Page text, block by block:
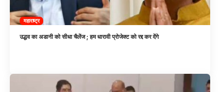
महाराष्ट्र
उद्धव का अडानी को सीधा चैलेंज ; हम धारावी प्रोजेक्ट को रद्द कर देंगे